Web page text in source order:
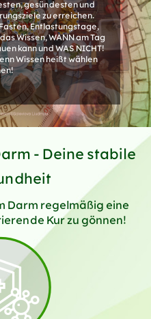
gesündesten und
zu erreichen.
Entlastungstage,
Wissen, WANN am Tag
kann und WAS NICHT!
Wissen heißt wählen
- Deine stabile
Darm regelmäßig eine
Kur zu gönnen!